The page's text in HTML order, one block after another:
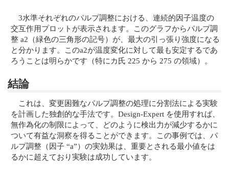
3水準それぞれのパルプ調整における、連続的因子温度の
交互作用プロットが表示されます。このグラフからパルプ調
整 a2（緑色の三角形の記号）が、最大の引っ張り強度になる
と分かります。このa2が温度変化に対して最も安定するであ
ろうことは明らかです（特にカ氏 225 から 275 の領域）。
結論
これは、変更困難なパルプ調整の処理に分割法による実験
を計画した独創的な手法です。Design-Expert を使用すれば、
無作為化の制限によって、どのように検出力が減少するかに
ついて有益な洞察を得ることができます。この事例では、パ
ルプ調整（因子 “a”）の実効果は、重要とされる最小値をは
るかに超えており実験は成功しています。